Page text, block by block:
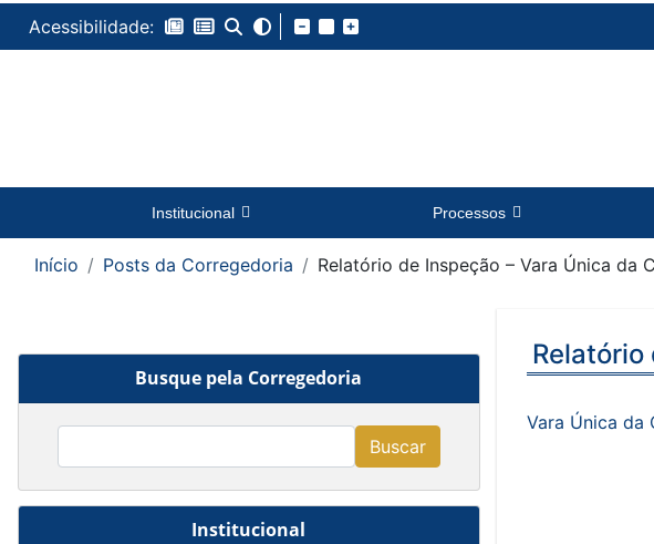
Acessibilidade:
Institucional Processos
Início Posts da Corregedoria Relatório de Inspeção – Vara Única da
Busque pela Corregedoria
Buscar
Institucional
Relatório
Vara Única da